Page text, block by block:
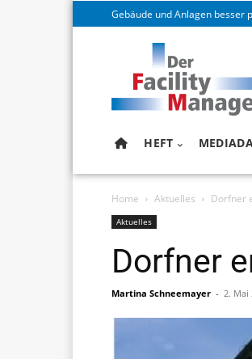
Gebäude und Anlagen besser
HEFT
Home Aktuelles Dorfner
Aktuelles
Dorfner
Martina Schneemayer - 2. Mai